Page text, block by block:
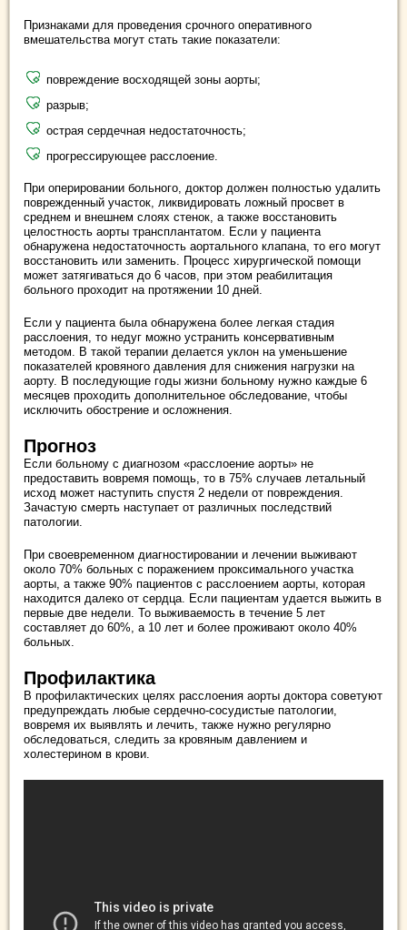
Признаками для проведения срочного оперативного
вмешательства могут стать такие показатели:
повреждение восходящей зоны аорты;
разрыв;
острая сердечная недостаточность;
прогрессирующее расслоение.
При оперировании больного, доктор должен полностью удалить
поврежденный участок, ликвидировать ложный просвет в
среднем и внешнем слоях стенок, а также восстановить
целостность аорты трансплантатом. Если у пациента
обнаружена недостаточность аортального клапана, то его могут
восстановить или заменить. Процесс хирургической помощи
может затягиваться до 6 часов, при этом реабилитация
больного проходит на протяжении 10 дней.
Если у пациента была обнаружена более легкая стадия
расслоения, то недуг можно устранить консервативным
методом. В такой терапии делается уклон на уменьшение
показателей кровяного давления для снижения нагрузки на
аорту. В последующие годы жизни больному нужно каждые 6
месяцев проходить дополнительное обследование, чтобы
исключить обострение и осложнения.
Прогноз
Если больному с диагнозом «расслоение аорты» не
предоставить вовремя помощь, то в 75% случаев летальный
исход может наступить спустя 2 недели от повреждения.
Зачастую смерть наступает от различных последствий
патологии.
При своевременном диагностировании и лечении выживают
около 70% больных с поражением проксимального участка
аорты, а также 90% пациентов с расслоением аорты, которая
находится далеко от сердца. Если пациентам удается выжить в
первые две недели. То выживаемость в течение 5 лет
составляет до 60%, а 10 лет и более проживают около 40%
больных.
Профилактика
В профилактических целях расслоения аорты доктора советуют
предупреждать любые сердечно-сосудистые патологии,
вовремя их выявлять и лечить, также нужно регулярно
обследоваться, следить за кровяным давлением и
холестерином в крови.